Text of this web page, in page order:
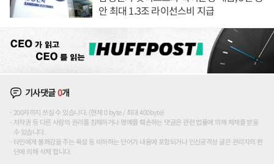
안 최대 1.3조 라이선스비 지급
기사댓글0개
200자까지 쓰실 수 있습니다. (현재 0 byte / 최대 400byte)
저작권 등 다른 사람의 권리를 침해하거나 명예를 훼손하는 댓글은 관련 법률에 의해 제재를 받을
수 있습니다.
타인에게 불쾌감을 주는 욕설 등 비하하는 단어가 내용에 포함되거나 인신공격성 글은 관리자의 판
단에 의해 삭제 합니다.